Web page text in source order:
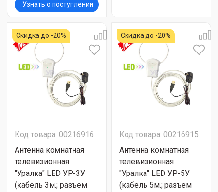
Узнать о поступлении
Скидка до -20%
Код товара: 00216916
Антенна комнатная
телевизионная
"Уралка" LED УР-3У
(кабель 3м.; разъем
Скидка до -20%
Код товара: 00216915
Антенна комнатная
телевизионная
"Уралка" LED УР-5У
(кабель 5м.; разъем